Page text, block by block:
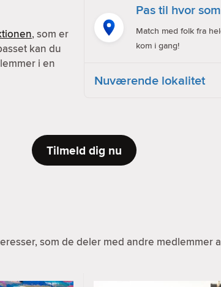
, som er
kan du
i en
Pas til hvor
Match med folk fra
kom i gang!
Nuværende lokalitet
Tilmeld dig nu
som de deler med andre medlemmer